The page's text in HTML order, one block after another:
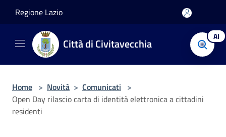
Regione Lazio
Città di Civitavecchia AI
Home > Novità > Comunicati >
Open Day rilascio carta di identità elettronica a cittadini
residenti